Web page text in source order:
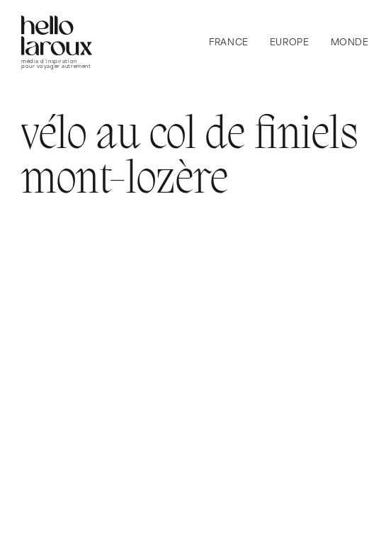
média d’inspiration
pour voyager autrement
FRANCE EUROPE MONDE
vélo au col de finiels
mont-lozère